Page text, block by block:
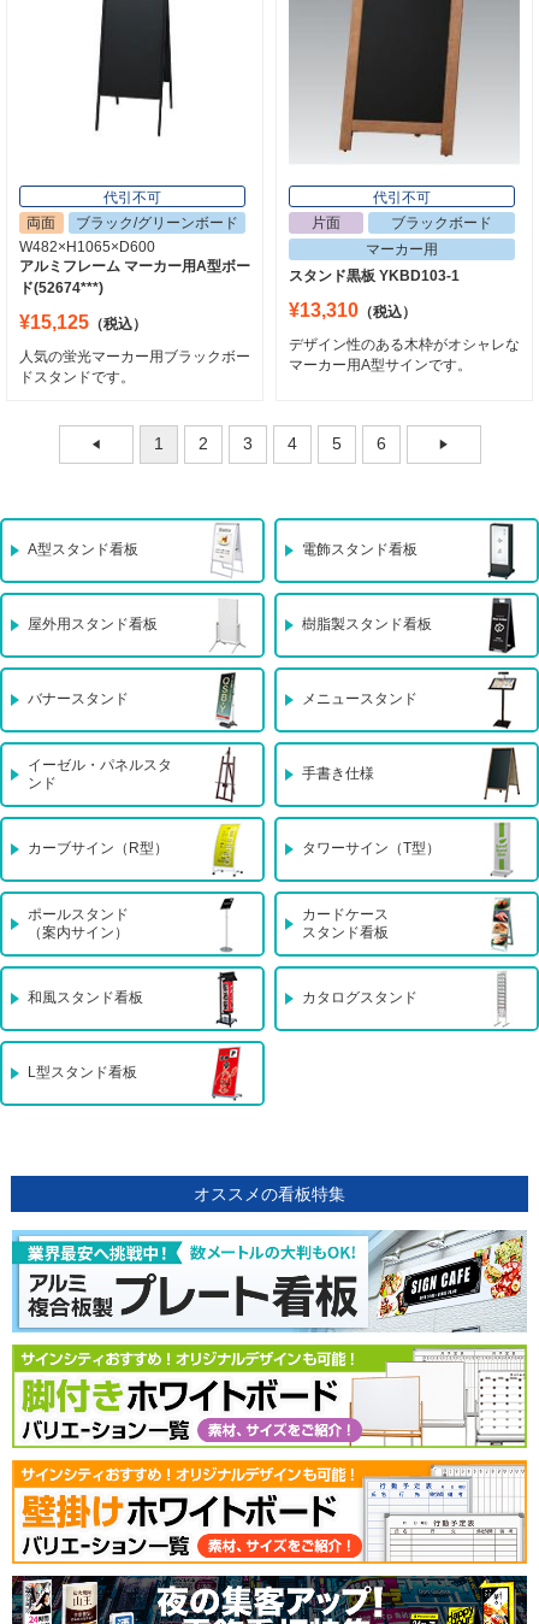
代引不可
両面
ブラック/グリーンボード
W482×H1065×D600
アルミフレーム マーカー用A型ボー
ド(52674***)
¥15,125 （税込）
人気の蛍光マーカー用ブラックボー
ドスタンドです。
代引不可
片面
ブラックボード
マーカー用
スタンド黒板 YKBD103-1
¥13,310 （税込）
デザイン性のある木枠がオシャレな
マーカー用A型サインです。
1 2 3 4 5 6
A型スタンド看板 電飾スタンド看板
屋外用スタンド看板 樹脂製スタンド看板
バナースタンド メニュースタンド
イーゼル・パネルスタ
ンド
手書き仕様
カーブサイン（R型） タワーサイン（T型）
ポールスタンド
（案内サイン）
カードケース
スタンド看板
和風スタンド看板 カタログスタンド
L型スタンド看板
オススメの看板特集